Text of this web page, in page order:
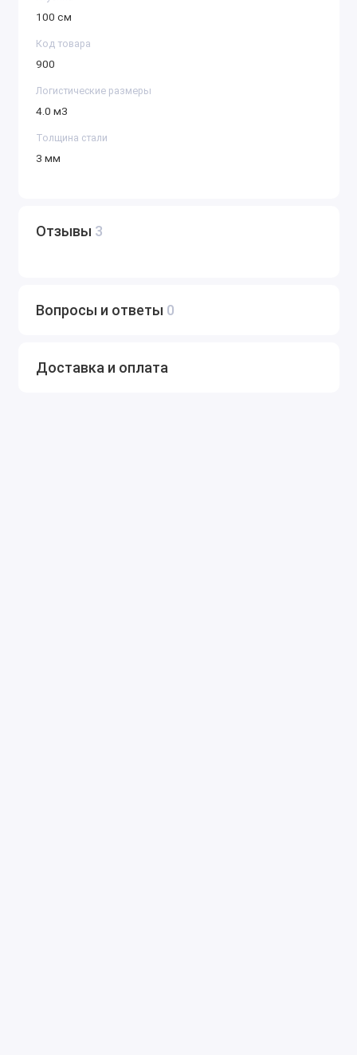
100 см
Код товара
900
Логистические размеры
4.0 м3
Толщина стали
3 мм
Отзывы 3
Вопросы и ответы 0
Доставка и оплата